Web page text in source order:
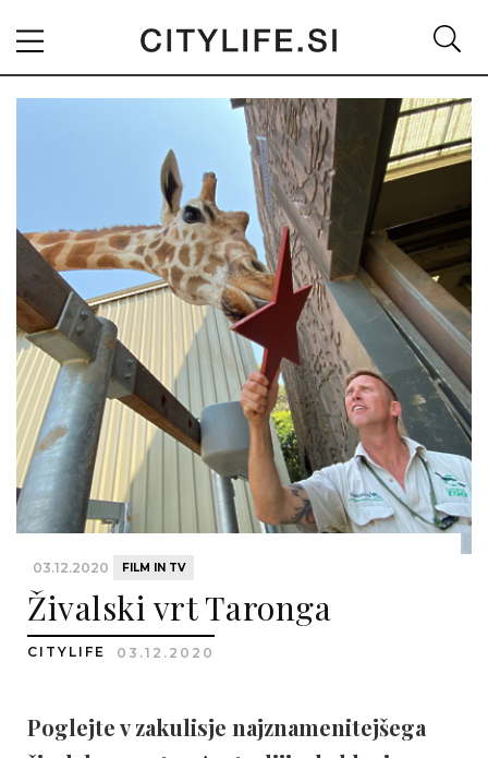
03.12.2020 FILM IN TV
Živalski vrt Taronga
CITYLIFE 03.12.2020
Poglejte v zakulisje najznamenitejšega